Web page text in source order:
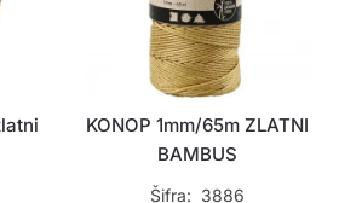
KONOP 1mm/65m ZLATNI
BAMBUS
Šifra: 3886